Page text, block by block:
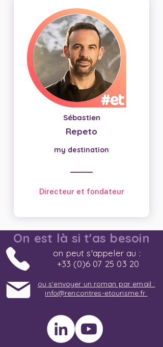
Sébastien
Repeto
my destination
Directeur et fondateur
On est là si t'as besoin
on peut s'appeler au :
+33 (0)6 07 25 03 20
ou s'envoyer un roman par email :
info@rencontres-etourisme.fr